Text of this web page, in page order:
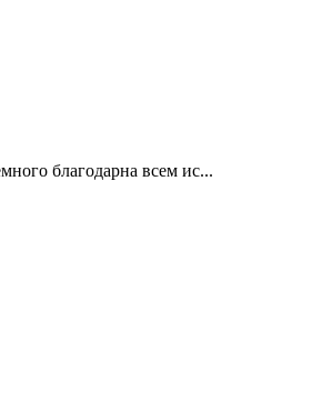
благодарна всем ис...